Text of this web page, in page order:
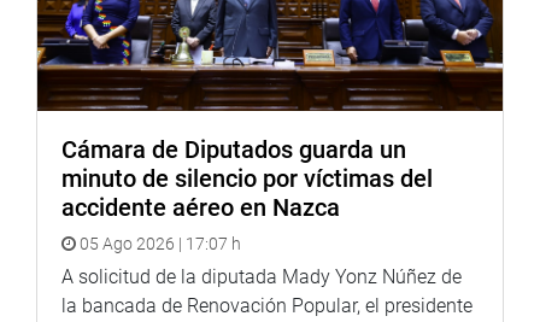
Cámara de Diputados guarda un
minuto de silencio por víctimas del
accidente aéreo en Nazca
05 Ago 2026 | 17:07 h
A solicitud de la diputada Mady Yonz Núñez de
la bancada de Renovación Popular, el presidente